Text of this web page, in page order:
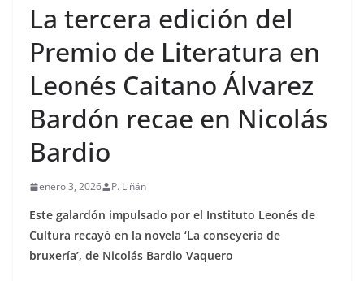
La tercera edición del
Premio de Literatura en
Leonés Caitano Álvarez
Bardón recae en Nicolás
Bardio
enero 3, 2026 P. Liñán
Este galardón impulsado por el Instituto Leonés de
Cultura recayó en la novela ‘La conseyería de
bruxería’, de Nicolás Bardio Vaquero